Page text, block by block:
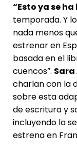
“Esto ya se ha
temporada. Y
nada menos
estrenar en
basada en el
cuencos”.
charlan con la
sobre esta
de escritura y
incluyendo la
estrena en